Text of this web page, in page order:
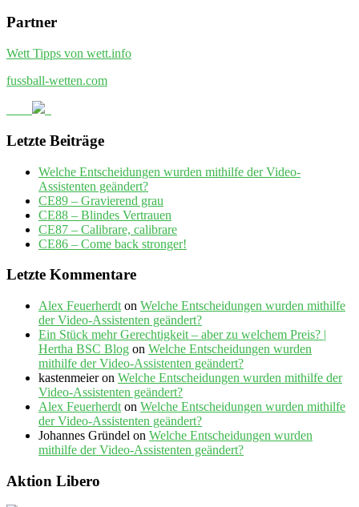
Partner
Wett Tipps von wett.info
fussball-wetten.com
Letzte Beiträge
Welche Entscheidungen wurden mithilfe der Video-
Assistenten geändert?
CE89 – Gravierend grau
CE88 – Blindes Vertrauen
CE87 – Calibrare, calibrare
CE86 – Come back stronger!
Letzte Kommentare
Alex Feuerherdt on Welche Entscheidungen wurden mithilfe
der Video-Assistenten geändert?
Ein Stück mehr Gerechtigkeit – aber zu welchem Preis? |
Hertha BSC Blog on Welche Entscheidungen wurden
mithilfe der Video-Assistenten geändert?
kastenmeieron Welche Entscheidungen wurden mithilfe der
Video-Assistenten geändert?
Alex Feuerherdt on Welche Entscheidungen wurden mithilfe
der Video-Assistenten geändert?
Johannes Gründel on Welche Entscheidungen wurden
mithilfe der Video-Assistenten geändert?
Aktion Libero